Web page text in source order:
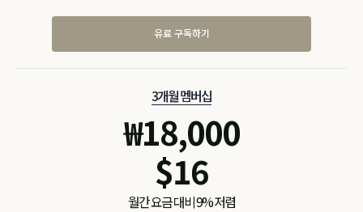
유료 구독하기
3개월 멤버십
₩18,000
$16
월간 요금 대비 9% 저렴